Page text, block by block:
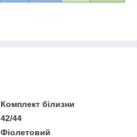
Комплект білизни
42/44
Фіолетовий